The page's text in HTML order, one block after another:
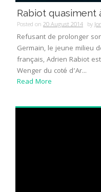
Rabiot quasiment
Posted on 20 August 2014 by
Refusant de prolonger
Germain, le jeune milieu
français, Adrien Rabiot
Wenger du coté d’Ar...
Read More